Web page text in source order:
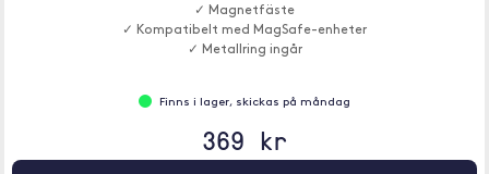
✓ Magnetfäste
✓ Kompatibelt med MagSafe-enheter
✓ Metallring ingår
Finns i lager, skickas på måndag
369 kr